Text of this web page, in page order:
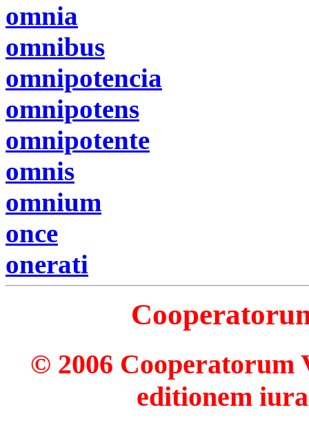
omnia
omnibus
omnipotencia
omnipotens
omnipotente
omnis
omnium
once
onerati
© 2006 Cooperatorum
editionem